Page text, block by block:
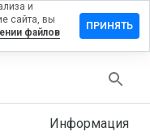
Информация
и
сайта, вы
файлов
ПРИНЯТЬ